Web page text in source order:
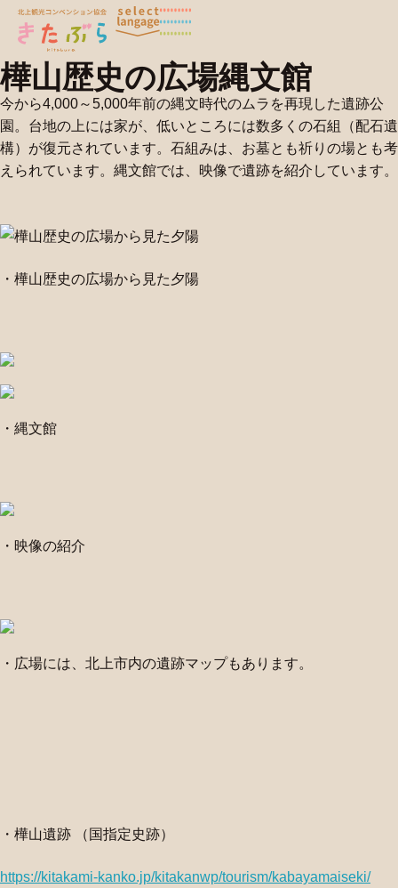
樺山歴史の広場縄文館
今から4,000～5,000年前の縄文時代のムラを再現した遺跡公
園。台地の上には家が、低いところには数多くの石組（配石遺
構）が復元されています。石組みは、お墓とも祈りの場とも考
えられています。縄文館では、映像で遺跡を紹介しています。
・樺山歴史の広場から見た夕陽
・縄文館
・映像の紹介
・広場には、北上市内の遺跡マップもあります。
・樺山遺跡 （国指定史跡）
https://kitakami-kanko.jp/kitakanwp/tourism/kabayamaiseki/